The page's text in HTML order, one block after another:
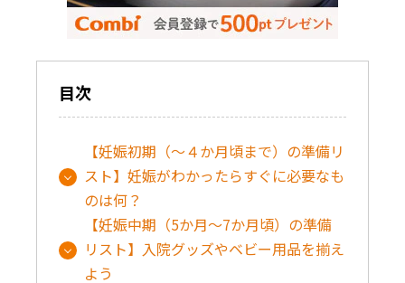
目次
【妊娠初期（～４か月頃まで）の準備リ
スト】妊娠がわかったらすぐに必要なも
のは何？
【妊娠中期（5か月～7か月頃）の準備
リスト】入院グッズやベビー用品を揃え
よう